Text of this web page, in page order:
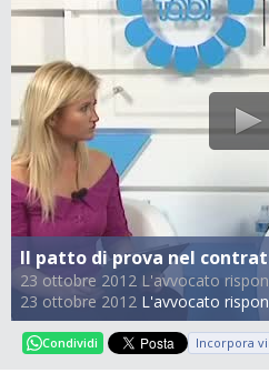
Il patto di prova nel
23 ottobre 2012 L'avvocato
23 ottobre 2012 L'avvocato
Condividi Incorpora